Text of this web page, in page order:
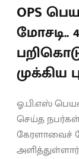
OPS
முக்கிய
ஓ.பி.எஸ்
செய்த நபர்கள்
கேரளாவைச்